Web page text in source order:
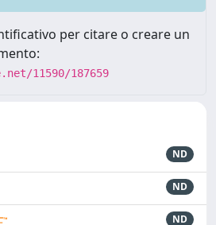
per citare o creare un
11590/187659
ND
ND
ND